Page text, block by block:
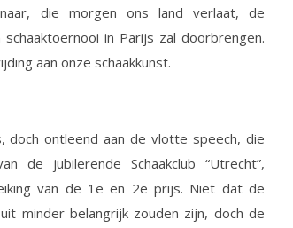
die morgen ons land verlaat, de
in Parijs zal doorbrengen.
aan onze schaakkunst.
doch ontleend aan de vlotte speech, die
de jubilerende Schaakclub “Utrecht”,
van de 1e en 2e prijs. Niet dat de
minder belangrijk zouden zijn, doch de